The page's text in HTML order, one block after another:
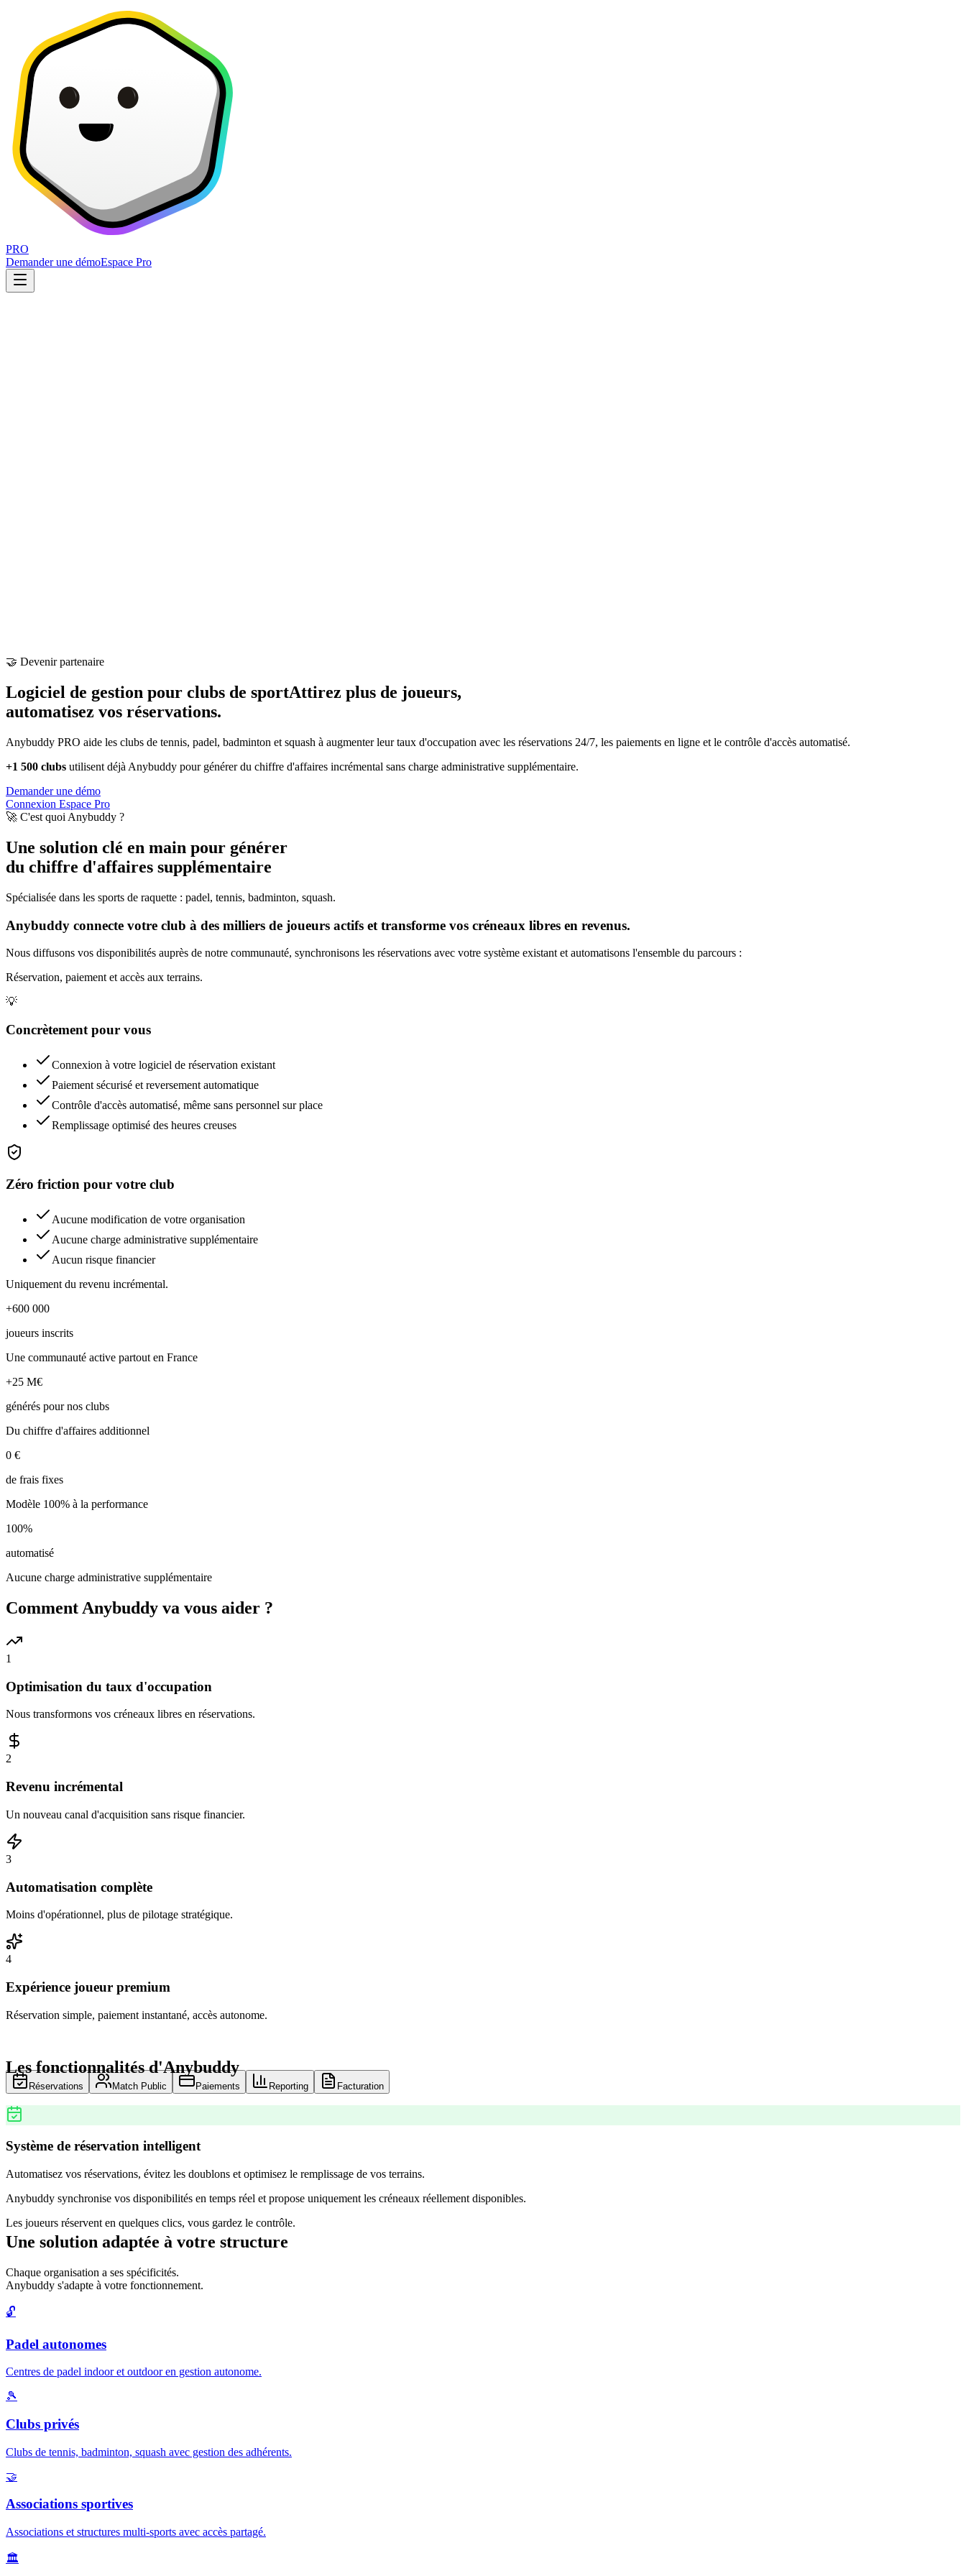
PRO
Demander une démoEspace Pro
🤝 Devenir partenaire
Logiciel de gestion pour clubs de sportAttirez plus de joueurs,
automatisez vos réservations.
Anybuddy PRO aide les clubs de tennis, padel, badminton et squash à augmenter leur taux d'occupation avec les réservations 24/7, les paiements en ligne et le contrôle d'accès automatisé.
+1 500 clubs utilisent déjà Anybuddy pour générer du chiffre d'affaires incrémental sans charge administrative supplémentaire.
Demander une démo
Connexion Espace Pro
🚀 C'est quoi Anybuddy ?
Une solution clé en main pour générer
du chiffre d'affaires supplémentaire
Spécialisée dans les sports de raquette : padel, tennis, badminton, squash.
Anybuddy connecte votre club à des milliers de joueurs actifs et transforme vos créneaux libres en revenus.
Nous diffusons vos disponibilités auprès de notre communauté, synchronisons les réservations avec votre système existant et automatisons l'ensemble du parcours :
Réservation, paiement et accès aux terrains.
💡
Concrètement pour vous
Connexion à votre logiciel de réservation existant
Paiement sécurisé et reversement automatique
Contrôle d'accès automatisé, même sans personnel sur place
Remplissage optimisé des heures creuses
Zéro friction pour votre club
Aucune modification de votre organisation
Aucune charge administrative supplémentaire
Aucun risque financier
Uniquement du revenu incrémental.
+600 000
joueurs inscrits
Une communauté active partout en France
+25 M€
générés pour nos clubs
Du chiffre d'affaires additionnel
0 €
de frais fixes
Modèle 100% à la performance
100%
automatisé
Aucune charge administrative supplémentaire
Comment Anybuddy va vous aider ?
1
Optimisation du taux d'occupation
Nous transformons vos créneaux libres en réservations.
2
Revenu incrémental
Un nouveau canal d'acquisition sans risque financier.
3
Automatisation complète
Moins d'opérationnel, plus de pilotage stratégique.
4
Expérience joueur premium
Réservation simple, paiement instantané, accès autonome.
Les fonctionnalités d'Anybuddy
Réservations Match Public Paiements Reporting Facturation
Système de réservation intelligent
Automatisez vos réservations, évitez les doublons et optimisez le remplissage de vos terrains.
Anybuddy synchronise vos disponibilités en temps réel et propose uniquement les créneaux réellement disponibles.
Les joueurs réservent en quelques clics, vous gardez le contrôle.
Une solution adaptée à votre structure
Chaque organisation a ses spécificités.
Anybuddy s'adapte à votre fonctionnement.
🔓
Padel autonomes
Centres de padel indoor et outdoor en gestion autonome.
🎾
Clubs privés
Clubs de tennis, badminton, squash avec gestion des adhérents.
🤝
Associations sportives
Associations et structures multi-sports avec accès partagé.
🏛️